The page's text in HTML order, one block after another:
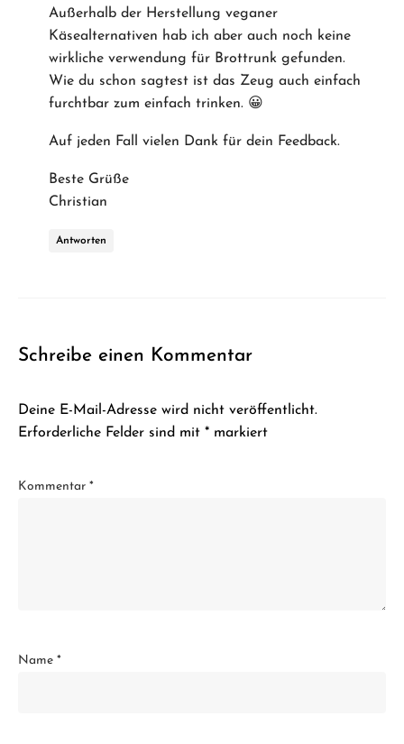
Außerhalb der Herstellung veganer
Käsealternativen hab ich aber auch noch keine
wirkliche verwendung für Brottrunk gefunden.
Wie du schon sagtest ist das Zeug auch einfach
furchtbar zum einfach trinken. 😀
Auf jeden Fall vielen Dank für dein Feedback.
Beste Grüße
Christian
Antworten
Schreibe einen Kommentar
Deine E-Mail-Adresse wird nicht veröffentlicht.
Erforderliche Felder sind mit * markiert
Kommentar *
Name *